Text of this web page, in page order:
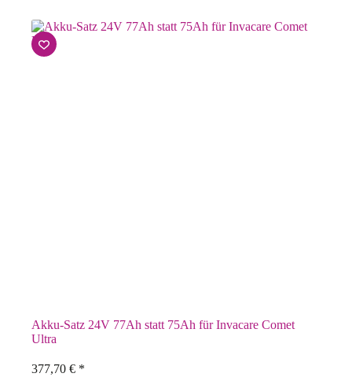
Akku-Satz 24V 77Ah statt 75Ah für Invacare Comet
Ultra
377,70 € *